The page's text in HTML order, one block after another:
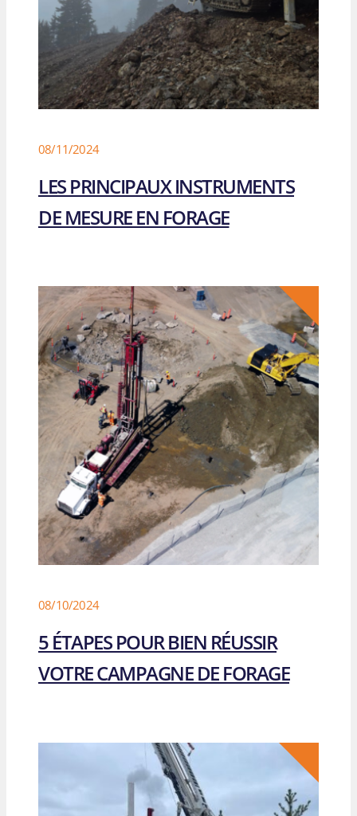
08/11/2024
LES PRINCIPAUX INSTRUMENTS
DE MESURE EN FORAGE
08/10/2024
5 ÉTAPES POUR BIEN RÉUSSIR
VOTRE CAMPAGNE DE FORAGE